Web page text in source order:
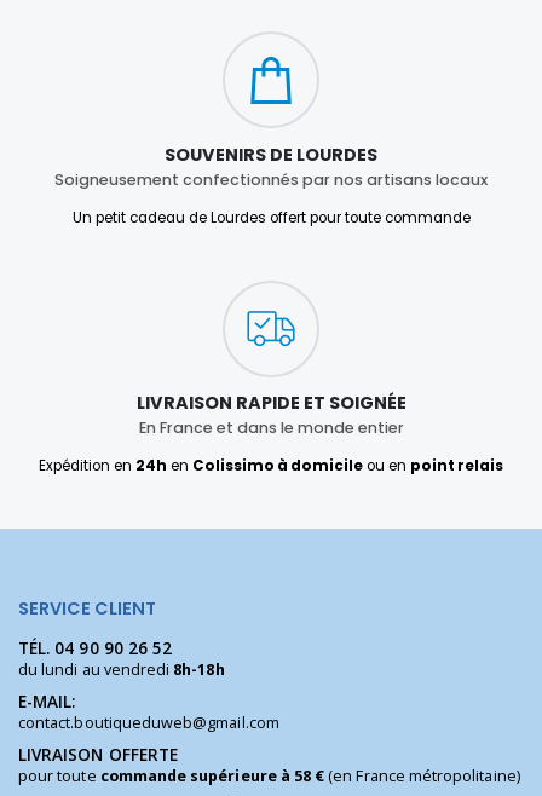
SOUVENIRS DE LOURDES
Soigneusement confectionnés par nos artisans locaux
Un petit cadeau de Lourdes offert pour toute commande
LIVRAISON RAPIDE ET SOIGNÉE
En France et dans le monde entier
Expédition en 24h en Colissimo à domicileou en point relais
SERVICE CLIENT
TÉL. 04 90 90 26 52
du lundi au vendredi 8h-18h
E-MAIL:
contact.boutiqueduweb@gmail.com
LIVRAISON OFFERTE
pour toute commande supérieure à 58 €(en France métropolitaine)